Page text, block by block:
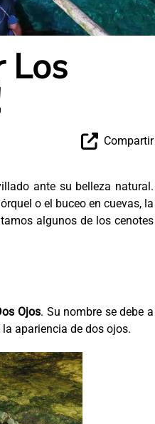
Los
Compartir
ante su belleza natural.
o el buceo en cuevas, la
algunos de los cenotes
Ojos. Su nombre se debe a
apariencia de dos ojos.